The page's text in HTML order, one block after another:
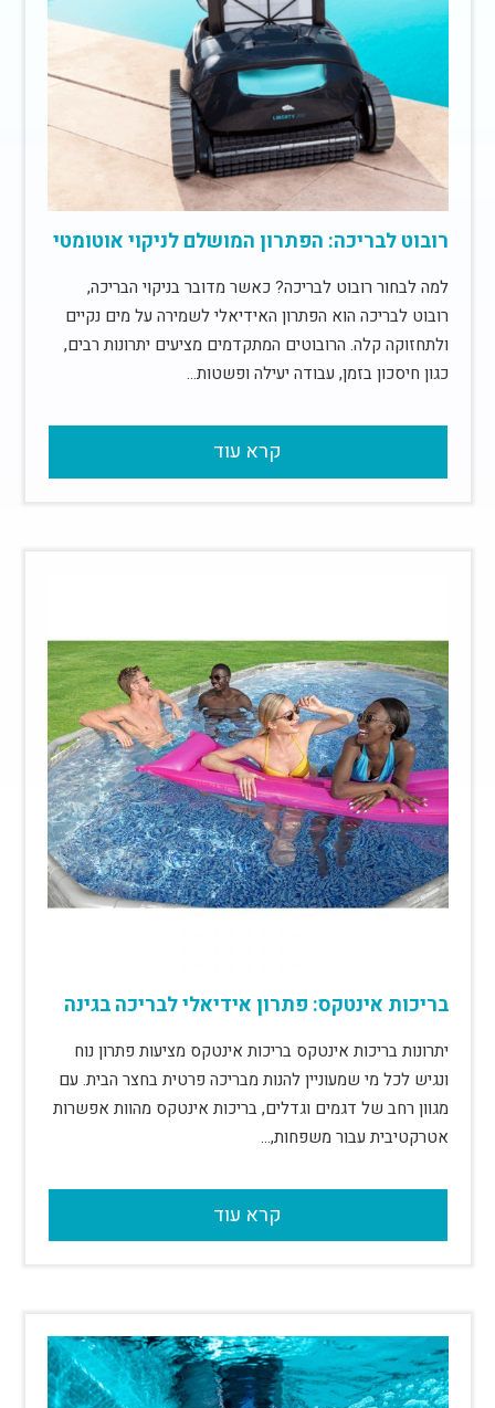
רובוט לבריכה: הפתרון המושלם לניקוי אוטומטי
למה לבחור רובוט לבריכה? כאשר מדובר בניקוי הבריכה,
רובוט לבריכה הוא הפתרון האידיאלי לשמירה על מים נקיים
ולתחזוקה קלה. הרובוטים המתקדמים מציעים יתרונות רבים,
כגון חיסכון בזמן, עבודה יעילה ופשטות…
קרא עוד
בריכות אינטקס: פתרון אידיאלי לבריכה בגינה
יתרונות בריכות אינטקס בריכות אינטקס מציעות פתרון נוח
ונגיש לכל מי שמעוניין להנות מבריכה פרטית בחצר הבית. עם
מגוון רחב של דגמים וגדלים, בריכות אינטקס מהוות אפשרות
אטרקטיבית עבור משפחות,…
קרא עוד